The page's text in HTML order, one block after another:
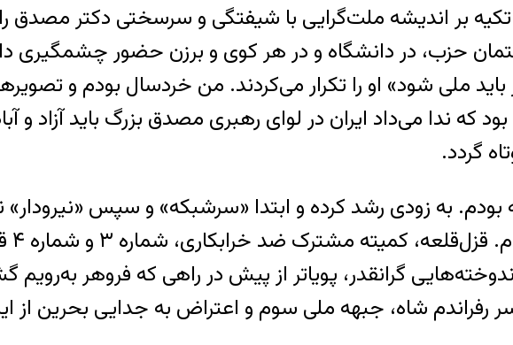
تکیه بر اندیشه ملت‌گرایی با شیفتگی و سرسختی دکتر مصدق
حزب، در دانشگاه و در هر کوی و برزن حضور چشمگیری
ملی شود» او را تکرار می‌کردند. من خردسال بودم و
ندا می‌داد ایران در لوای رهبری مصدق بزرگ باید آزاد و
گردد.
هفده ساله بودم. به زودی رشد کرده و ابتدا «سرشبکه» و سپس
گرانقدر، پویاتر از پیش در راهی که فروهر
شاه، جبهه ملی سوم و اعتراض به جدایی بحرین از